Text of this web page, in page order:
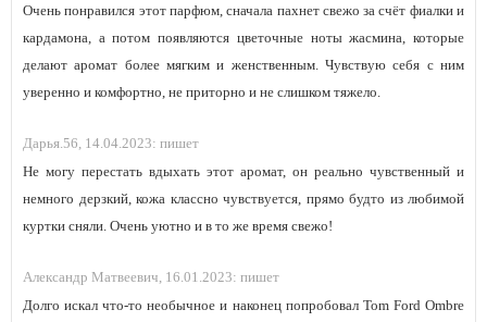
Очень понравился этот парфюм, сначала пахнет свежо за счёт фиалки и
кардамона, а потом появляются цветочные ноты жасмина, которые
делают аромат более мягким и женственным. Чувствую себя с ним
уверенно и комфортно, не приторно и не слишком тяжело.
Дарья.56, 14.04.2023: пишет
Не могу перестать вдыхать этот аромат, он реально чувственный и
немного дерзкий, кожа классно чувствуется, прямо будто из любимой
куртки сняли. Очень уютно и в то же время свежо!
Александр Матвеевич, 16.01.2023: пишет
Долго искал что-то необычное и наконец попробовал Tom Ford Ombre